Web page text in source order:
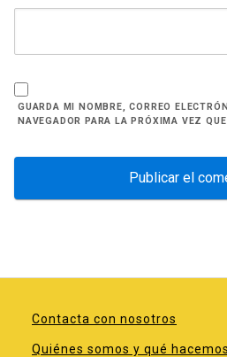
GUARDA MI NOMBRE, CORREO
NAVEGADOR PARA LA PRÓXIMA VEZ
Contacta con nosotros
Quiénes somos y qué hacemos